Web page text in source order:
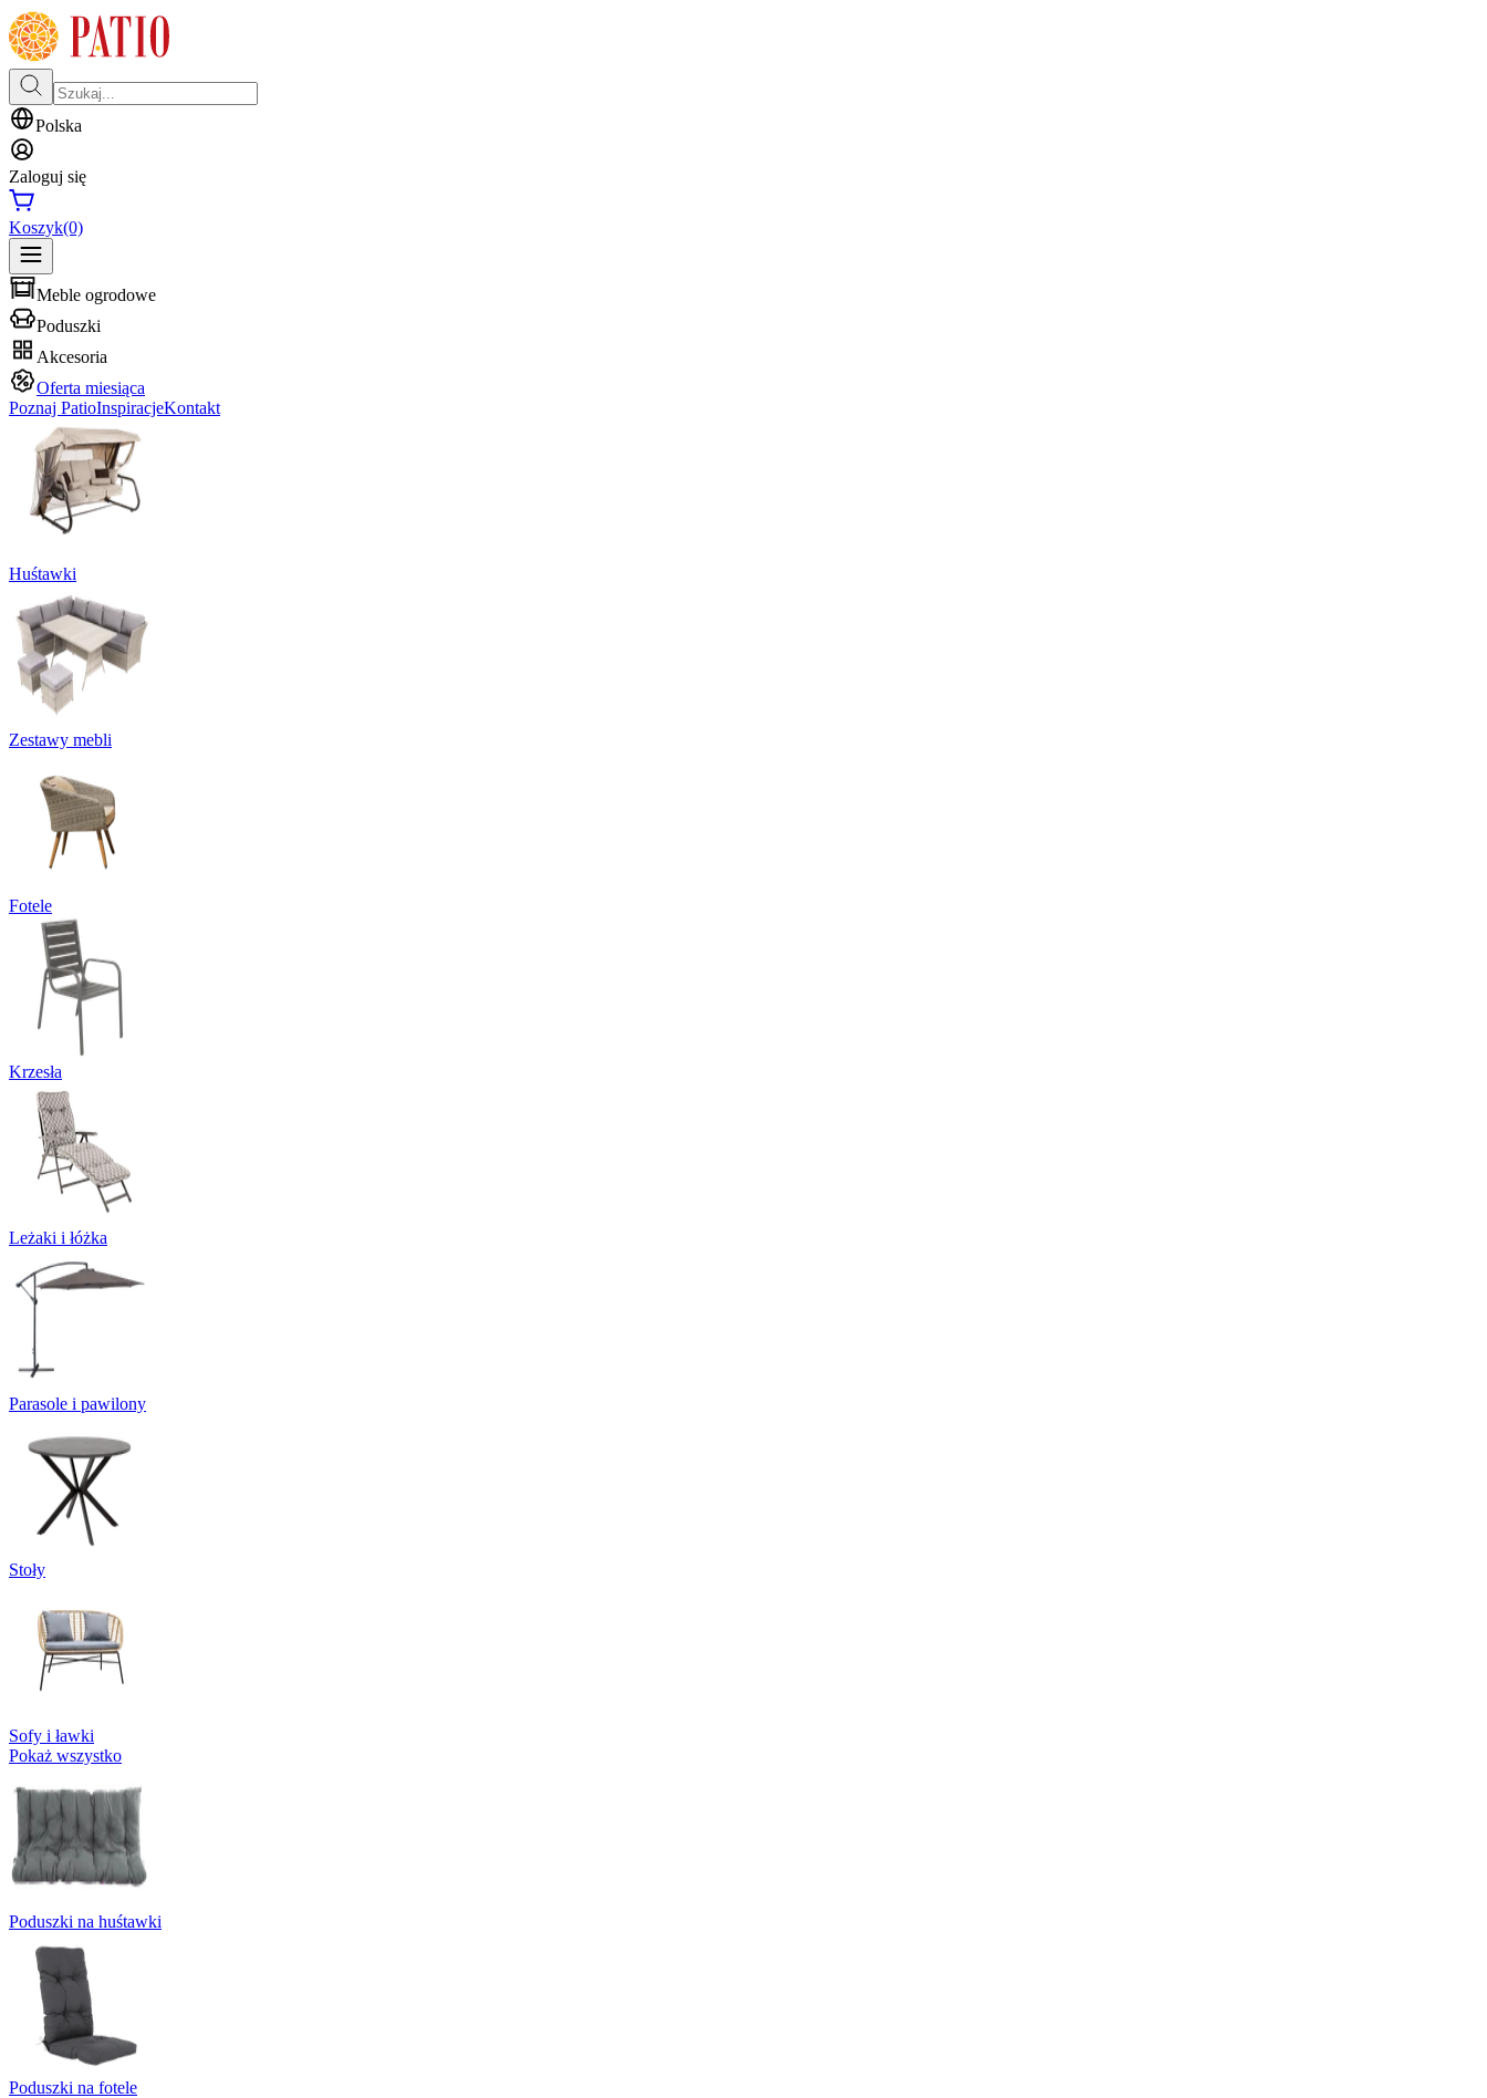
Polska
Zaloguj się
Koszyk(0)
Meble ogrodowe
Poduszki
Akcesoria
Oferta miesiąca
Poznaj PatioInspiracjeKontakt
Huśtawki
Zestawy mebli
Fotele
Krzesła
Leżaki i łóżka
Parasole i pawilony
Stoły
Sofy i ławki
Pokaż wszystko
Poduszki na huśtawki
Poduszki na fotele